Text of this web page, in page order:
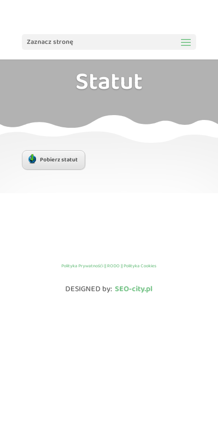
Zaznacz stronę
Statut
Pobierz statut
Polityka Prywatnośći || RODO || Polityka Cookies
DESIGNED by:SEO-city.pl